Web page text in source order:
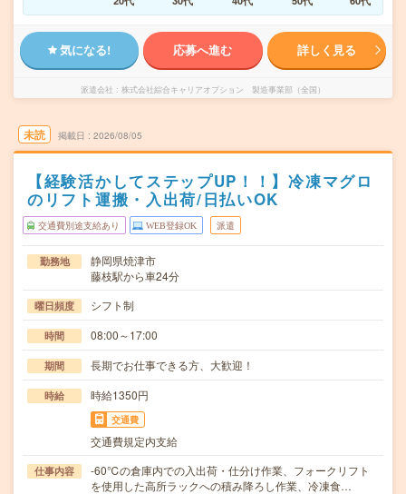
気になる! 応募へ進む 詳しく見る
派遣会社 株式会社綜合キャリアオプション 製造事業部（全国）
未読 掲載日 2026/08/05
【経験活かしてステップUP！！】冷凍マグロ
のリフト運搬・入出荷/日払いOK
交通費別途支給あり WEB登録OK 派遣
勤務地
静岡県焼津市
藤枝駅から車24分
曜日頻度 シフト制
時間 08:00～17:00
期間 長期でお仕事できる方、大歓迎！
時給 時給1350円
交通費
交通費規定内支給
仕事内容
-60℃の倉庫内での入出荷・仕分け作業、フォークリフト
を使用した高所ラックへの積み降ろし作業、冷凍食…